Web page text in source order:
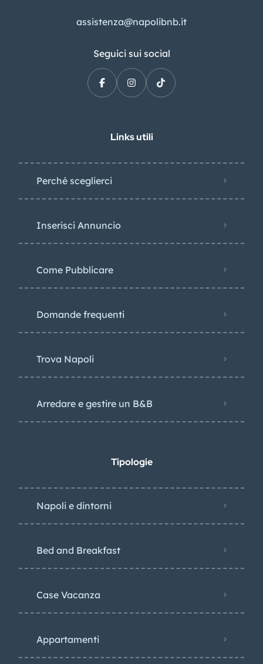
assistenza@napolibnb.it
Seguici sui social
Links utili
Perché sceglierci
Inserisci Annuncio
Come Pubblicare
Domande frequenti
Trova Napoli
Arredare e gestire un B&B
Tipologie
Napoli e dintorni
Bed and Breakfast
Case Vacanza
Appartamenti